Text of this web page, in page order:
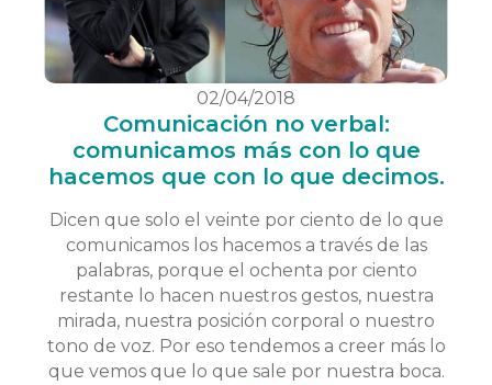
02/04/2018
Comunicación no verbal:
comunicamos más con lo que
hacemos que con lo que decimos.
Dicen que solo el veinte por ciento de lo que
comunicamos los hacemos a través de las
palabras, porque el ochenta por ciento
restante lo hacen nuestros gestos, nuestra
mirada, nuestra posición corporal o nuestro
tono de voz. Por eso tendemos a creer más lo
que vemos que lo que sale por nuestra boca.